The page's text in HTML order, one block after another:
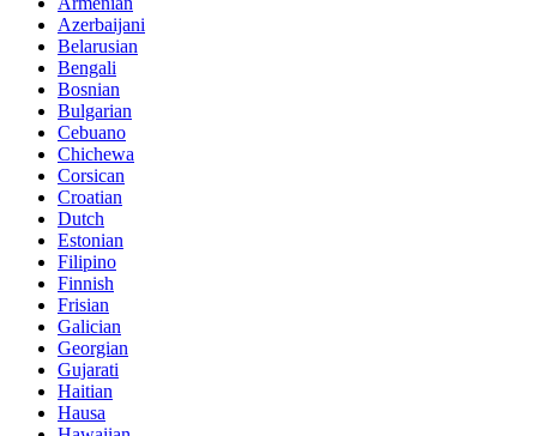
Azerbaijani
Belarusian
Bengali
Bosnian
Bulgarian
Cebuano
Chichewa
Corsican
Croatian
Dutch
Estonian
Filipino
Finnish
Frisian
Galician
Georgian
Gujarati
Haitian
Hausa